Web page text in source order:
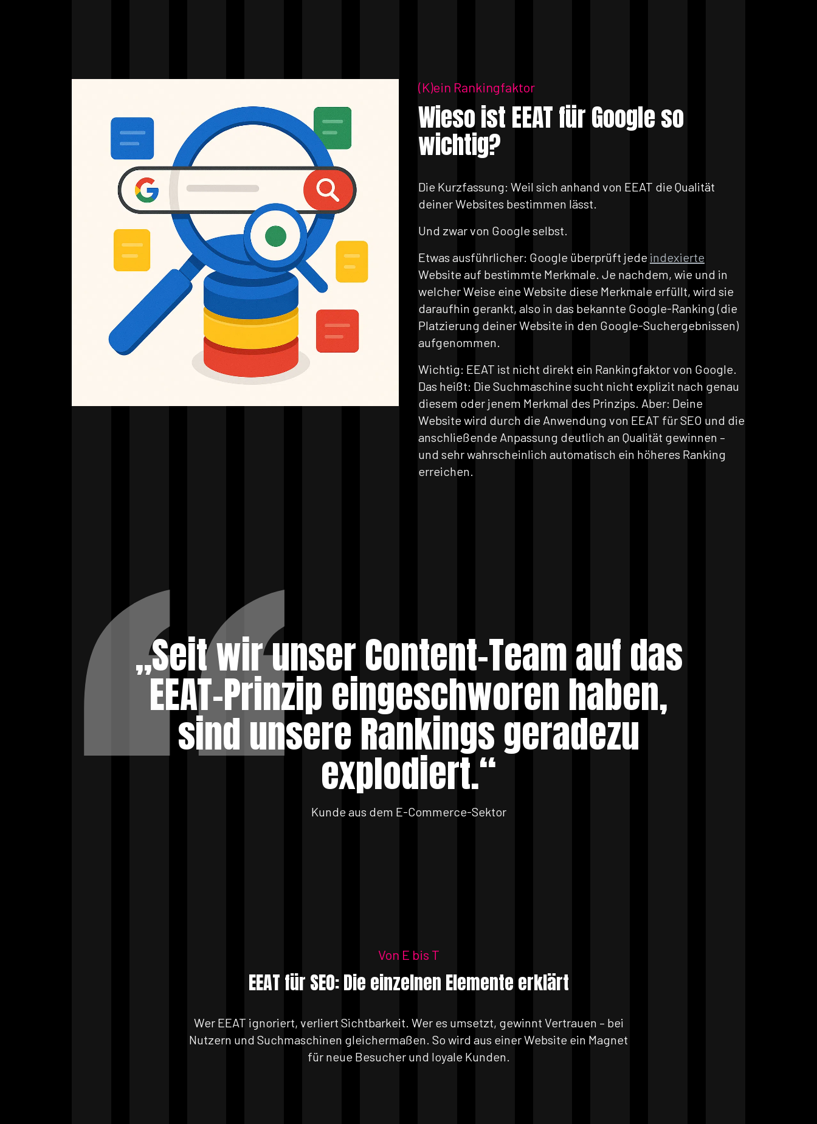
(K)ein Rankingfaktor
Wieso ist EEAT für Google so
wichtig?
Die Kurzfassung: Weil sich anhand von EEAT die Qualität
deiner Websites bestimmen lässt.
Und zwar von Google selbst.
Etwas ausführlicher: Google überprüft jede indexierte
Website auf bestimmte Merkmale. Je nachdem, wie und in
welcher Weise eine Website diese Merkmale erfüllt, wird sie
daraufhin gerankt, also in das bekannte Google-Ranking (die
Platzierung deiner Website in den Google-Suchergebnissen)
aufgenommen.
Wichtig: EEAT ist nicht direkt ein Rankingfaktor von Google.
Das heißt: Die Suchmaschine sucht nicht explizit nach genau
diesem oder jenem Merkmal des Prinzips. Aber: Deine
Website wird durch die Anwendung von EEAT für SEO und die
anschließende Anpassung deutlich an Qualität gewinnen –
und sehr wahrscheinlich automatisch ein höheres Ranking
erreichen.
„Seit wir unser Content-Team auf das
EEAT-Prinzip eingeschworen haben,
sind unsere Rankings geradezu
explodiert.“
Kunde aus dem E-Commerce-Sektor
Von E bis T
EEAT für SEO: Die einzelnen Elemente erklärt
Wer EEAT ignoriert, verliert Sichtbarkeit. Wer es umsetzt, gewinnt Vertrauen – bei
Nutzern und Suchmaschinen gleichermaßen. So wird aus einer Website ein Magnet
für neue Besucher und loyale Kunden.